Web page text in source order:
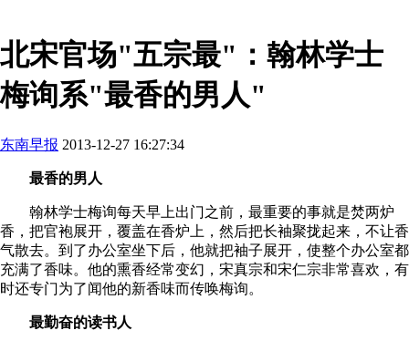
北宋官场"五宗最"：翰林学士
梅询系"最香的男人"
东南早报 2013-12-27 16:27:34
最香的男人
翰林学士梅询每天早上出门之前，最重要的事就是焚两炉
香，把官袍展开，覆盖在香炉上，然后把长袖聚拢起来，不让香
气散去。到了办公室坐下后，他就把袖子展开，使整个办公室都
充满了香味。他的熏香经常变幻，宋真宗和宋仁宗非常喜欢，有
时还专门为了闻他的新香味而传唤梅询。
最勤奋的读书人